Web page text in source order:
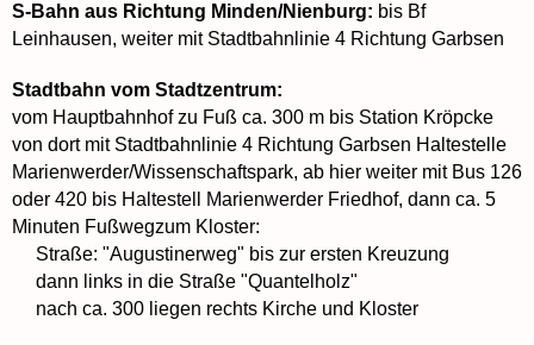
S-Bahn aus Richtung Minden/Nienburg: bis Bf
Leinhausen, weiter mit Stadtbahnlinie 4 Richtung Garbsen
Stadtbahn vom Stadtzentrum:
vom Hauptbahnhof zu Fuß ca. 300 m bis Station Kröpcke
von dort mit Stadtbahnlinie 4 Richtung Garbsen Haltestelle
Marienwerder/Wissenschaftspark, ab hier weiter mit Bus 126
oder 420 bis Haltestell Marienwerder Friedhof, dann ca. 5
Minuten Fußwegzum Kloster:
Straße: "Augustinerweg" bis zur ersten Kreuzung
dann links in die Straße "Quantelholz"
nach ca. 300 liegen rechts Kirche und Kloster